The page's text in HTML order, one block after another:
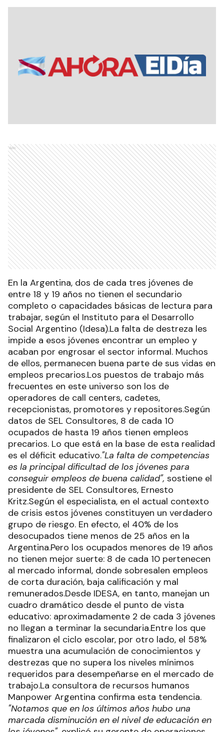
Ads
En la Argentina, dos de cada tres jóvenes de
entre 18 y 19 años no tienen el secundario
completo o capacidades básicas de lectura para
trabajar, según el Instituto para el Desarrollo
Social Argentino (Idesa).La falta de destreza les
impide a esos jóvenes encontrar un empleo y
acaban por engrosar el sector informal. Muchos
de ellos, permanecen buena parte de sus vidas en
empleos precarios.Los puestos de trabajo más
frecuentes en este universo son los de
operadores de call centers, cadetes,
recepcionistas, promotores y repositores.Según
datos de SEL Consultores, 8 de cada 10
ocupados de hasta 19 años tienen empleos
precarios. Lo que está en la base de esta realidad
es el déficit educativo."La falta de competencias
es la principal dificultad de los jóvenes para
conseguir empleos de buena calidad", sostiene el
presidente de SEL Consultores, Ernesto
Kritz.Según el especialista, en el actual contexto
de crisis estos jóvenes constituyen un verdadero
grupo de riesgo. En efecto, el 40% de los
desocupados tiene menos de 25 años en la
Argentina.Pero los ocupados menores de 19 años
no tienen mejor suerte: 8 de cada 10 pertenecen
al mercado informal, donde sobresalen empleos
de corta duración, baja calificación y mal
remunerados.Desde IDESA, en tanto, manejan un
cuadro dramático desde el punto de vista
educativo: aproximadamente 2 de cada 3 jóvenes
no llegan a terminar la secundaria.Entre los que
finalizaron el ciclo escolar, por otro lado, el 58%
muestra una acumulación de conocimientos y
destrezas que no supera los niveles mínimos
requeridos para desempeñarse en el mercado de
trabajo.La consultora de recursos humanos
Manpower Argentina confirma esta tendencia.
"Notamos que en los últimos años hubo una
marcada disminución en el nivel de educación en